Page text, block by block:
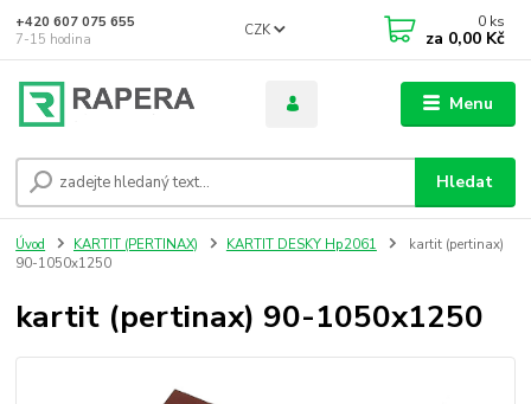
Menu
CZK
Hledat
+420 607 075 655
7-15 hodina
0 ks
za 0,00 Kč
Úvod KARTIT (PERTINAX) KARTIT DESKY Hp2061
kartit (pertinax)
90-1050x1250
kartit (pertinax) 90-1050x1250